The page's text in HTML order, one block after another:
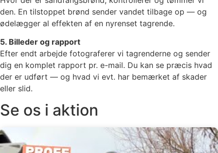
den. En tilstoppet brønd sender vandet tilbage op — og
ødelægger al effekten af en nyrenset tagrende.
5. Billeder og rapport
Efter endt arbejde fotograferer vi tagrenderne og sender
dig en komplet rapport pr. e-mail. Du kan se præcis hvad
der er udført — og hvad vi evt. har bemærket af skader
eller slid.
Se os i aktion